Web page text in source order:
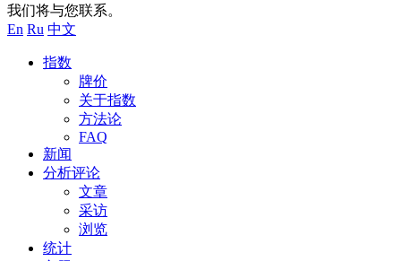
我们将与您联系。
En Ru 中文
指数
牌价
关于指数
方法论
FAQ
新闻
分析评论
文章
采访
浏览
统计